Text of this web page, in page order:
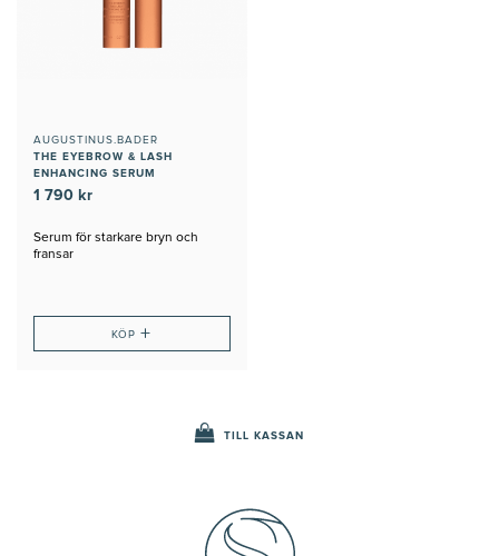
AUGUSTINUS.BADER
THE EYEBROW & LASH
ENHANCING SERUM
1 790 kr
Serum för starkare bryn och
fransar
KÖP+
TILL KASSAN